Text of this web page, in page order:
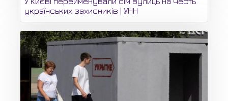
українських захисників | УНН